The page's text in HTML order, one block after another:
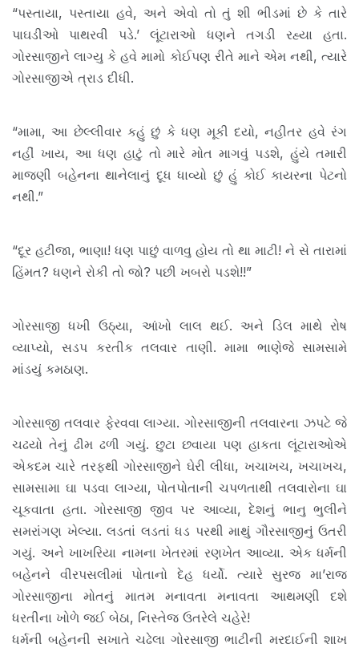
“પસ્તાયા, પસ્તાયા હવે, અને એવો તો તું શી ભીડમાં છે કે તારે
પાઘડીઓ પાથરવી પડે.’ લૂંટારાઓ ધણને તગડી રહ્યા હતા.
ગોરસાજીને લાગ્યુ કે હવે મામો કોઈપણ રીતે માને એમ નથી, ત્યારે
ગોરસાજીએ ત્રાડ દીધી.
“મામા, આ છેલ્લીવાર કહું છું કે ધણ મૂકી દયો, નહીતર હવે રંગ
નહીં ખાય, આ ધણ હાટું તો મારે મોત માગવું પડશે, હુંયે તમારી
માજણી બહેનના થાનેલાનું દૂધ ધાવ્યો છું હું કોઈ કાયરના પેટનો
નથી.”
“દૂર હટીજા, ભાણા! ધણ પાછું વાળવુ હોય તો થા માટી! ને સે તારામાં
હિંમત? ધણને રોકી તો જો? પછી ખબરો પડશે!!”
ગોરસાજી ધખી ઉઠ્યા, આંખો લાલ થઈ. અને ડિલ માથે રોષ
વ્યાપ્યો, સડપ કરતીક તલવાર તાણી. મામા ભાણેજે સામસામે
માંડયું કમઠાણ.
ગોરસાજી તલવાર ફેરવવા લાગ્યા. ગોરસાજીની તલવારના ઝપટે જે
ચઢયો તેનું ઢીમ ઢળી ગયું. છુટા છવાયા પણ હાકતા લૂંટારાઓએ
એકદમ ચારે તરફથી ગોરસાજીને ઘેરી લીધા, ખચાખચ, ખચાખચ,
સામસામા ઘા પડવા લાગ્યા, પોતપોતાની ચપળતાથી તલવારોના ઘા
ચૂકવાતા હતા. ગોરસાજી જીવ પર આવ્યા, દેશનું ભાનુ ભુલીને
સમરાંગણ ખેલ્યા. લડતાં લડતાં ધડ પરથી માથું ગૌરસાજીનું ઉતરી
ગયું. અને ખાખરિયા નામના ખેતરમાં રણખેત આવ્યા. એક ધર્મની
બહેનને વીરપસલીમાં પોતાનો દેહ ધર્યો. ત્યારે સુરજ મા’રાજ
ગોરસાજીના મોતનું માતમ મનાવતા મનાવતા આથમણી દશે
ધરતીના ખોળે જઈ બેઠા, નિસ્તેજ ઉતરેલે ચહેરે!
ધર્મની બહેનની સખાતે ચઢેલા ગોરસાજી ભાટીની મરદાઈની શાખ